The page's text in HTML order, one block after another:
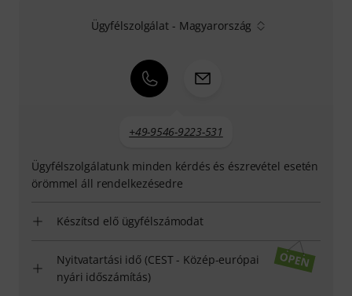
Ügyfélszolgálat - Magyarország
+49-9546-9223-531
Ügyfélszolgálatunk minden kérdés és észrevétel esetén
örömmel áll rendelkezésedre
Készítsd elő ügyfélszámodat
Nyitvatartási idő (CEST - Közép-európai
nyári időszámítás)